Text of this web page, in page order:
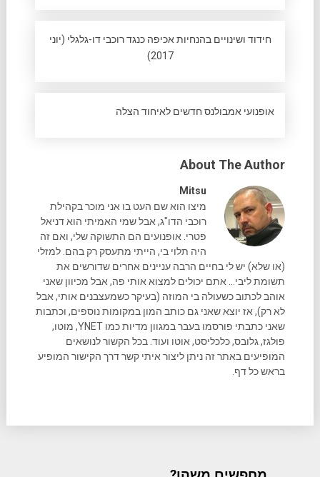
חידוד ושינויים בהנחיות אכיפה כנגד רוכבי דו-גלגלי (יוני
2017)
אופנועי אמבולנס חדשים לאיחוד הצלה
About The Author
Mitsu
מיצו הוא שם העט בו אני מוכר בקהילת
רוכבי הדו"ג, אבל שמי האמיתי הוא דניאל
פטרי. אופנועים הם התשוקה שלי, ואם זה
היה תלוי בי, הייתי מתעסק רק בהם. למזלי
(או שלא) יש לי בחיים הרבה עניינים אחרים שדורשים את
תשומת ליבי... אתם יכולים למצוא אותי פה, אבל מכיוון שאני
אוהב לכתוב כשעולה בי המוזה (בעיקר כשמעצבנים אותי, אבל
לא רק), אז יוצא שאני גם כותב המון במקומות נוספים, וכתבות
שאני כתבתי פורסמו בעבר במגוון מדיות כמו YNET, מוטו,
פולגז, גלובס, כלכליסט, אוטו ועוד. בכל הקשור לנושאים
המופיעים באתר זה ניתן ליצור איתי קשר דרך הקישור המופיע
בראש כל דף.